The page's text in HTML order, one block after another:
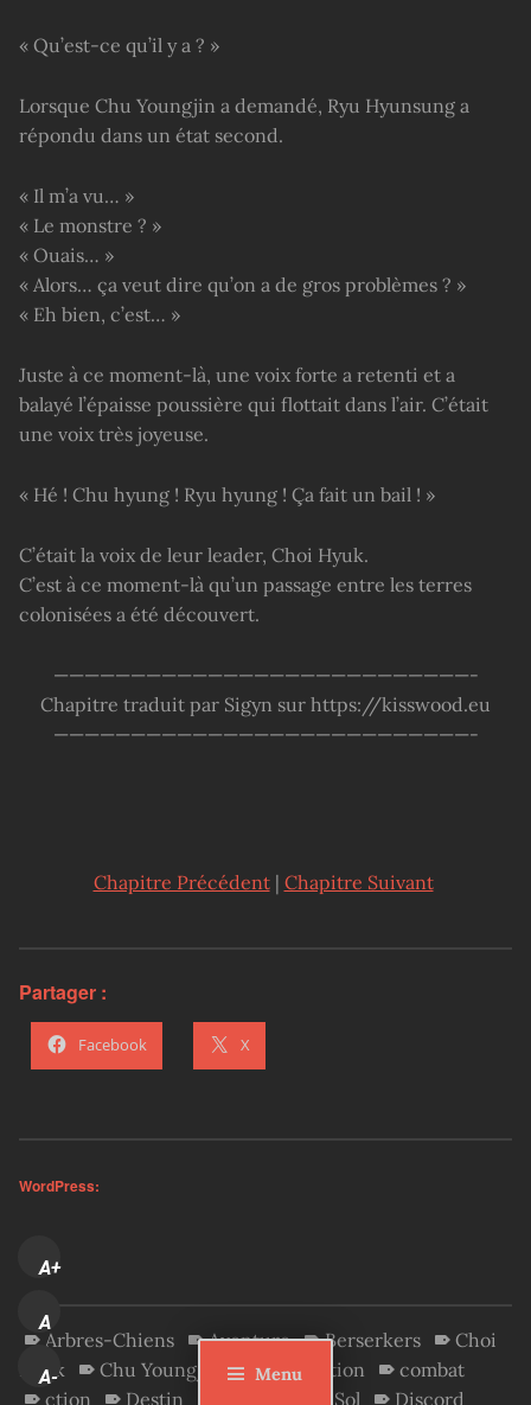
Menu
« Qu’est-ce qu’il y a ? »
Lorsque Chu Youngjin a demandé, Ryu Hyunsung a
répondu dans un état second.
« Il m’a vu… »
« Le monstre ? »
« Ouais… »
« Alors… ça veut dire qu’on a de gros problèmes ? »
« Eh bien, c’est… »
Juste à ce moment-là, une voix forte a retenti et a
balayé l’épaisse poussière qui flottait dans l’air. C’était
une voix très joyeuse.
« Hé ! Chu hyung ! Ryu hyung ! Ça fait un bail ! »
C’était la voix de leur leader, Choi Hyuk.
C’est à ce moment-là qu’un passage entre les terres
colonisées a été découvert.
———————————————————————————-
Chapitre traduit par Sigyn sur https://kisswood.eu
———————————————————————————-
Chapitre Précédent| Chapitre Suivant
Partager :
Facebook X
WordPress:
Arbres-Chiens Aventure Berserkers
Choi
Hyuk
Chu Youngjin Colonisation
combat
ction
Destin Dévoreur de Sol Discord
A+
A
A-